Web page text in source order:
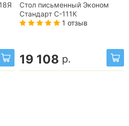
Стол письменный Эконом
Стандарт С-111К
1 отзыв
19 108 р.